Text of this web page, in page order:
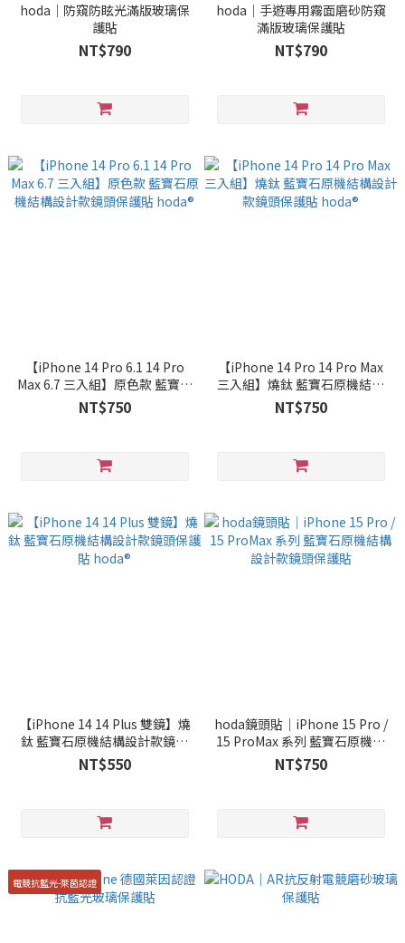
hoda｜防窺防眩光滿版玻璃保
護貼
NT$790
hoda｜手遊專用霧面磨砂防窺
滿版玻璃保護貼
NT$790
【iPhone 14 Pro 6.1 14 Pro
Max 6.7 三入組】原色款 藍寶石
原機結構設計款鏡頭保護貼
hoda®
NT$750
【iPhone 14 Pro 14 Pro Max
三入組】燒鈦 藍寶石原機結構
NT$750
【iPhone 14 14 Plus 雙鏡】燒
鈦 藍寶石原機結構設計款鏡頭
保護貼 hoda®
NT$550
hoda鏡頭貼｜iPhone 15 Pro /
15 ProMax 系列 藍寶石原機結
構設計款鏡頭保護貼
NT$750
電競抗藍光-萊茵認證